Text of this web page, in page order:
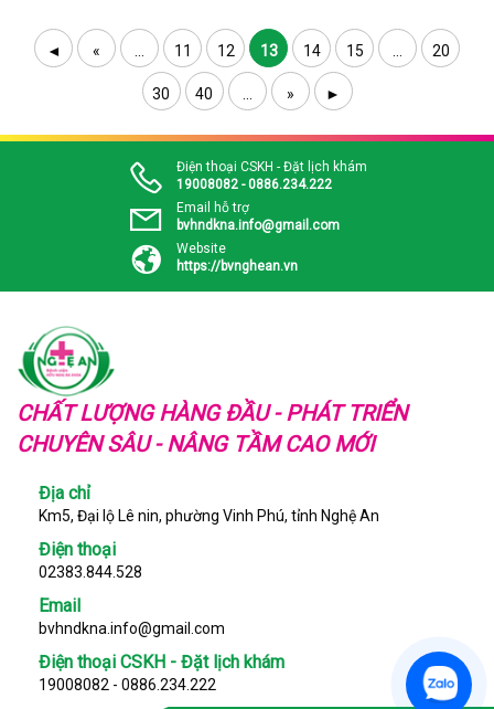
◄ « 11 12 13 14 15 20
30 40 » ►
Điện thoại CSKH - Đặt lịch khám
19008082 - 0886.234.222
Email hỗ trợ
bvhndkna.info@gmail.com
Website
https://bvnghean.vn
CHẤT LƯỢNG HÀNG ĐẦU - PHÁT TRIỂN
CHUYÊN SÂU - NÂNG TẦM CAO MỚI
Địa chỉ
Km5, Đại lộ Lê nin, phường Vinh Phú, tỉnh Nghệ An
Điện thoại
02383.844.528
Email
bvhndkna.info@gmail.com
Điện thoại CSKH - Đặt lịch khám
19008082 - 0886.234.222